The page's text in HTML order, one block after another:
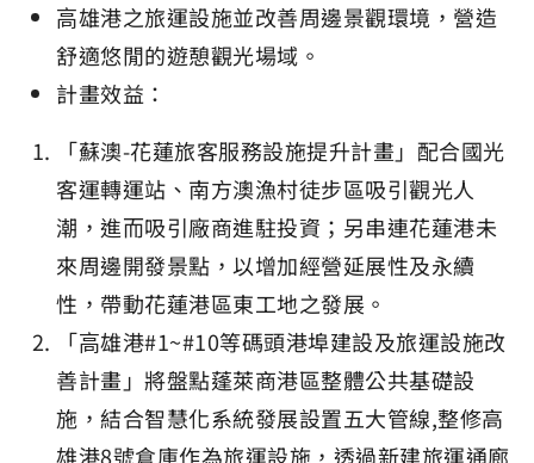
⾼雄港之旅運設施並改善周邊景觀環境，營造
舒適悠閒的遊憩觀光場域。
計畫效益：
「蘇澳-花蓮旅客服務設施提升計畫」配合國光
客運轉運站、南⽅澳漁村徒步區吸引觀光⼈
潮，進⽽吸引廠商進駐投資；另串連花蓮港未
來周邊開發景點，以增加經營延展性及永續
性，帶動花蓮港區東⼯地之發展。
「⾼雄港#1~#10等碼頭港埠建設及旅運設施改
善計畫」將盤點蓬萊商港區整體公共基礎設
施，結合智慧化系統發展設置五大管線,整修高
雄港8號倉庫作為旅運設施，透過新建旅運通廊